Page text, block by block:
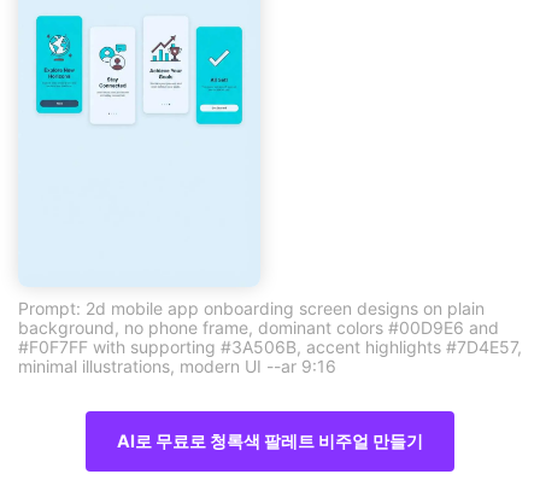
Prompt: 2d mobile app onboarding screen designs on plain
background, no phone frame, dominant colors #00D9E6 and
#F0F7FF with supporting #3A506B, accent highlights #7D4E57,
minimal illustrations, modern UI --ar 9:16
AI로 무료로 청록색 팔레트 비주얼 만들기